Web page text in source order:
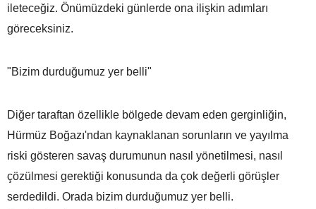
ileteceğiz. Önümüzdeki günlerde ona ilişkin adımları
göreceksiniz.
"Bizim durduğumuz yer belli"
Diğer taraftan özellikle bölgede devam eden gerginliğin,
Hürmüz Boğazı'ndan kaynaklanan sorunların ve yayılma
riski gösteren savaş durumunun nasıl yönetilmesi, nasıl
çözülmesi gerektiği konusunda da çok değerli görüşler
serdedildi. Orada bizim durduğumuz yer belli.